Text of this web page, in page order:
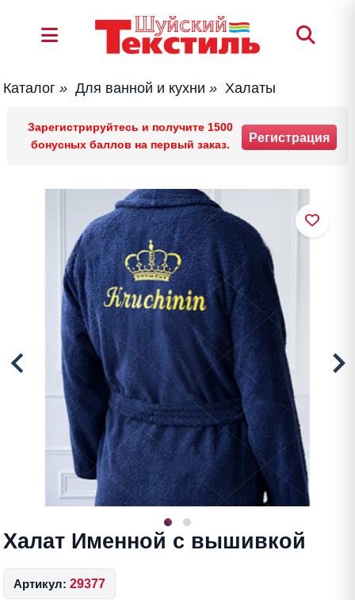
Каталог » Для ванной и кухни » Халаты
Зарегистрируйтесь и получите 1500
бонусных баллов на первый заказ.
Регистрация
Халат Именной с вышивкой
Артикул: 29377